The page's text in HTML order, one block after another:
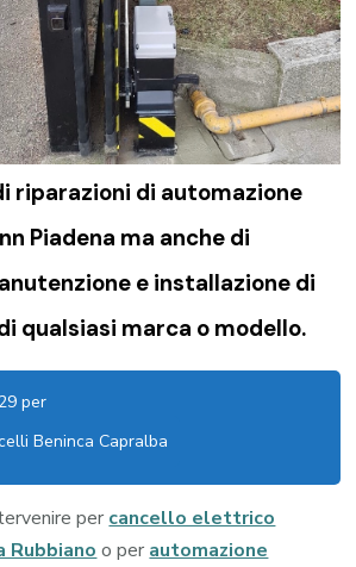
riparazioni di automazione
Piadena ma anche di
e installazione di
qualsiasi marca o modello.
per
Beninca Capralba
per cancello elettrico
Rubbiano o per automazione